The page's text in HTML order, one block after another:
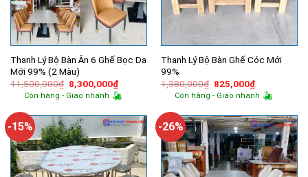
Thanh Lý Bộ Bàn Ăn 6 Ghế Bọc Da
Mới 99% (2 Màu)
11,500,000₫ Giá
gốc
là:
8,300,000₫Giá
hiện
tại
8,300,000₫.
Còn hàng - Giao nhanh
Thanh Lý Bộ Bàn Ghế Cóc Mới
99%
1,380,000₫ Giá
gốc
là:
825,000₫Giá
hiện
tại
825,000₫.
Còn hàng - Giao nhanh
-15% -26%